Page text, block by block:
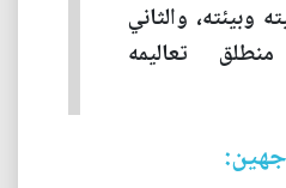
وبيئته، والثاني
تعاليمه